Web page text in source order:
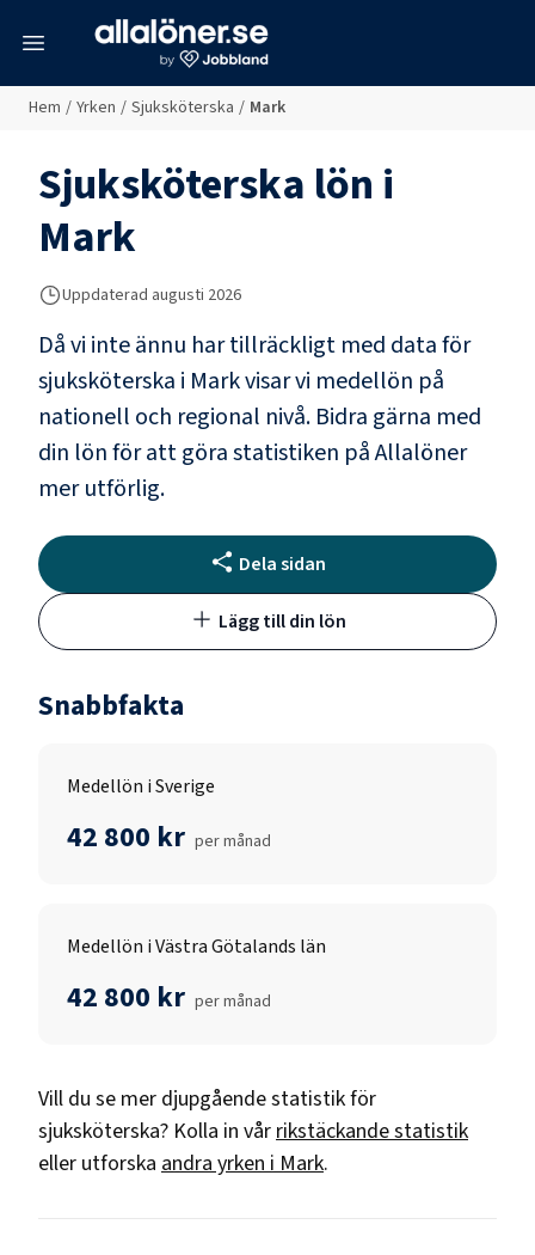
Hem / Yrken / Sjuksköterska / Mark
Sjuksköterska lön i
Mark
Uppdaterad augusti 2026
Då vi inte ännu har tillräckligt med data för
sjuksköterska i Markvisar vi medellön på
nationell och regional nivå. Bidra gärna med
din lön för att göra statistiken på Allalöner
mer utförlig.
Dela sidan
Lägg till din lön
Snabbfakta
Medellön i Sverige
42 800 kr per månad
Medellön i Västra Götalands län
42 800 kr per månad
Vill du se mer djupgående statistik för
sjuksköterska? Kolla in vår rikstäckande statistik
eller utforska andra yrken i Mark.